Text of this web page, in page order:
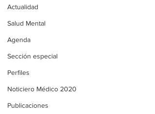
Actualidad
Salud Mental
Agenda
Sección especial
Perfiles
Noticiero Médico 2020
Publicaciones